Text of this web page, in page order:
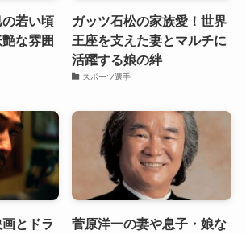
の若い頃
な雰囲
ガッツ石松の家族愛！世界
王座を支えた妻とマルチに
活躍する娘の絆
スポーツ選手
とドラ
菅原洋一の妻や息子・娘な